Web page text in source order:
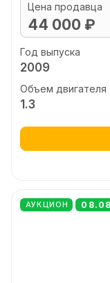
Цена продавца
44 000 ₽
Год выпуска
2009
Объем двигателя
1.3
АУКЦИОН